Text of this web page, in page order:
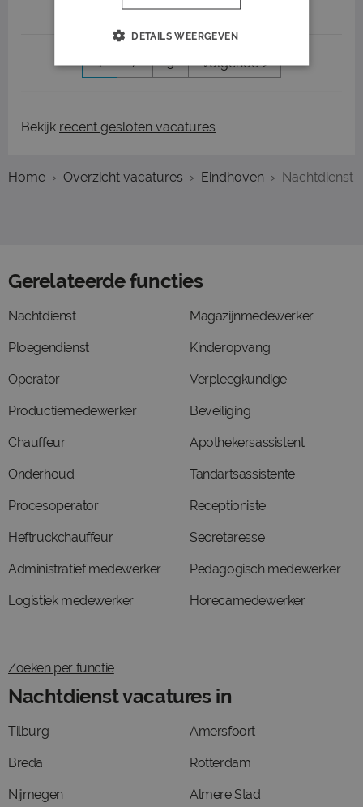
1 2 3 Volgende >
Bekijk recent gesloten vacatures
Home Overzicht vacatures Eindhoven Nachtdienst
Gerelateerde functies
Nachtdienst
Ploegendienst
Operator
Productiemedewerker
Chauffeur
Onderhoud
Procesoperator
Heftruckchauffeur
Administratief medewerker
Logistiek medewerker
Magazijnmedewerker
Kinderopvang
Verpleegkundige
Beveiliging
Apothekersassistent
Tandartsassistente
Receptioniste
Secretaresse
Pedagogisch medewerker
Horecamedewerker
Zoeken per functie
Nachtdienst vacatures in
Tilburg
Breda
Nijmegen
Amersfoort
Rotterdam
Almere Stad
DETAILS WEERGEVEN